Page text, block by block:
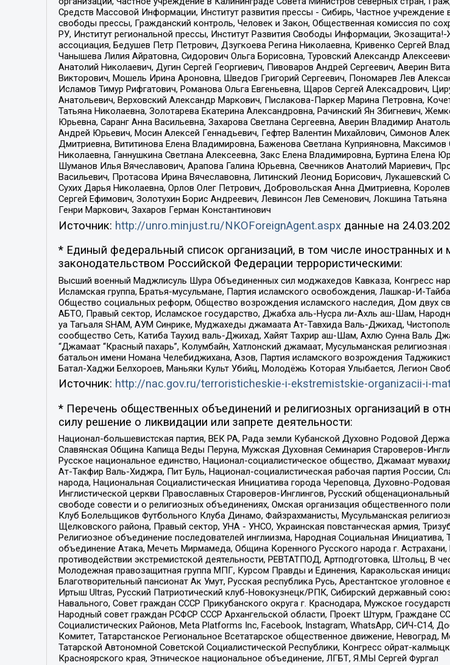
Средств Массовой Информации, Институт развития прессы - Сибирь, Частное
свободы прессы, Гражданский контроль, Человек и Закон, Общественная комиссия по
РУ, Институт региональной прессы, Институт Развития Свободы Информации,
ассоциация, Бедушев Петр Петрович, Дзугкоева Регина Николаевна, Кривенко Сергей
Чанышева Лилия Айратовна, Сидорович Ольга Борисовна, Туровский Александр
Анатолий Николаевич, Дугин Сергей Георгиевич, Пивоваров Андрей Сергеевич, Аверин
Викторович, Мошель Ирина Ароновна, Шведов Григорий Сергеевич, Пономарев Лев
Исламов Тимур Рифгатович, Романова Ольга Евгеньевна, Щаров Сергей Алексадрович,
Анатольевич, Верховский Александр Маркович, Пислакова-Паркер Марина Петровна,
Татьяна Николаевна, Золотарева Екатерина Александровна, Рачинский Ян Збигневич,
Юрьевна, Саранг Анна Васильевна, Захарова Светлана Сергеевна, Аверин Владимир
Андрей Юрьевич, Мосин Алексей Геннадьевич, Гефтер Валентин Михайлович, Симонов
Дмитриевна, Вититинова Елена Владимировна, Баженова Светлана Куприяновна,
Николаевна, Ганнушкина Светлана Алексеевна, Закс Елена Владимировна, Буртина
Шуманов Илья Вячеславович, Арапова Галина Юрьевна, Свечников Анатолий Мариевич,
Васильевич, Протасова Ирина Вячеславовна, Литинский Леонид Борисович,
Сухих Дарья Николаевна, Орлов Олег Петрович, Добровольская Анна Дмитриевна,
Сергей Ефимович, Золотухин Борис Андреевич, Левинсон Лев Семенович, Локшина
Генри Маркович, Захаров Герман Константинович
Источник: http://unro.minjust.ru/NKOForeignAgent.aspxданные на
* Единый федеральный список организаций, в том числе иностранных и
законодательством Российской Федерации террористическими:
Высший военный Маджлисуль Шура Объединенных сил моджахедов Кавказа, Конгресс
Исламская группа, Братья-мусульмане, Партия исламского освобождения, Лашкар-И-
Общество социальных реформ, Общество возрождения исламского наследия, Дом
АБТО, Правый сектор, Исламское государство, Джабха аль-Нусра ли-Ахль аш-Шам,
уа Тагьаля SHAM, АУМ Синрике, Муджахеды джамаата Ат-Тавхида Валь-Джихад,
сообщество Сеть, Катиба Таухид валь-Джихад, Хайят Тахрир аш-Шам, Ахлю Сунна Валь
“Джамаат “Красный пахарь”, Колумбайн, Хатлонский джамаат, Мусульманская
батальон имени Номана Челебиджихана, Азов, Партия исламского возрождения
Батал-Хаджи Белхороев, Маньяки Культ Убийц, Молодёжь Которая Улыбается, Легион
Источник: http://nac.gov.ru/terroristicheskie-i-ekstremistskie-organizacii-i-
* Перечень общественных объединений и религиозных организаций в
силу решение о ликвидации или запрете деятельности:
Национал-большевистская партия, ВЕК РА, Рада земли Кубанской Духовно Родовой
Славянская Община Капища Веды Перуна, Мужская Духовная Семинария Староверов-
Русское национальное единство, Национал-социалистическое общество, Джамаат
Ат-Такфир Валь-Хиджра, Пит Буль, Национал-социалистическая рабочая партия России,
народа, Национальная Социалистическая Инициатива города Череповца, Духовно-
Инглистической церкви Православных Староверов-Инглингов, Русский
свободе совести и о религиозных объединениях, Омская организация общественного
Клуб Болельщиков Футбольного Клуба Динамо, Файзрахманисты, Мусульманская
Щелковского района, Правый сектор, УНА - УНСО, Украинская повстанческая армия,
Религиозное объединение последователей инглиизма, Народная Социальная
объединение Атака, Мечеть Мирмамеда, Община Коренного Русского народа г.
противодействии экстремистской деятельности, РЕВТАТПОД, Артподготовка, Штольц, В
Молодежная правозащитная группа МПГ, Курсом Правды и Единения, Каракольская
Благотворительный пансионат Ак Умут, Русская республика Русь, Арестантское
Иртыш Ultras, Русский Патриотический клуб-Новокузнецк/РПК, Сибирский державный
Навального, Совет граждан СССР Прикубанского округа г. Краснодара, Мужское
Народный совет граждан РСФСР СССР Архангельской области, Проект Штурм, Граждане
Социалистических Районов, Meta Platforms Inc, Facebook, Instagram, WhatsApp, СИЧ-С14,
Комитет, Татарстанское Региональное Всетатарское общественное движение,
Татарской Автономной Советской Социалистической Республики, Конгресс ойрат-
Красноярского края, Этническое национальное объединение, ЛГБТ, Я.МЫ Сергей Фургал